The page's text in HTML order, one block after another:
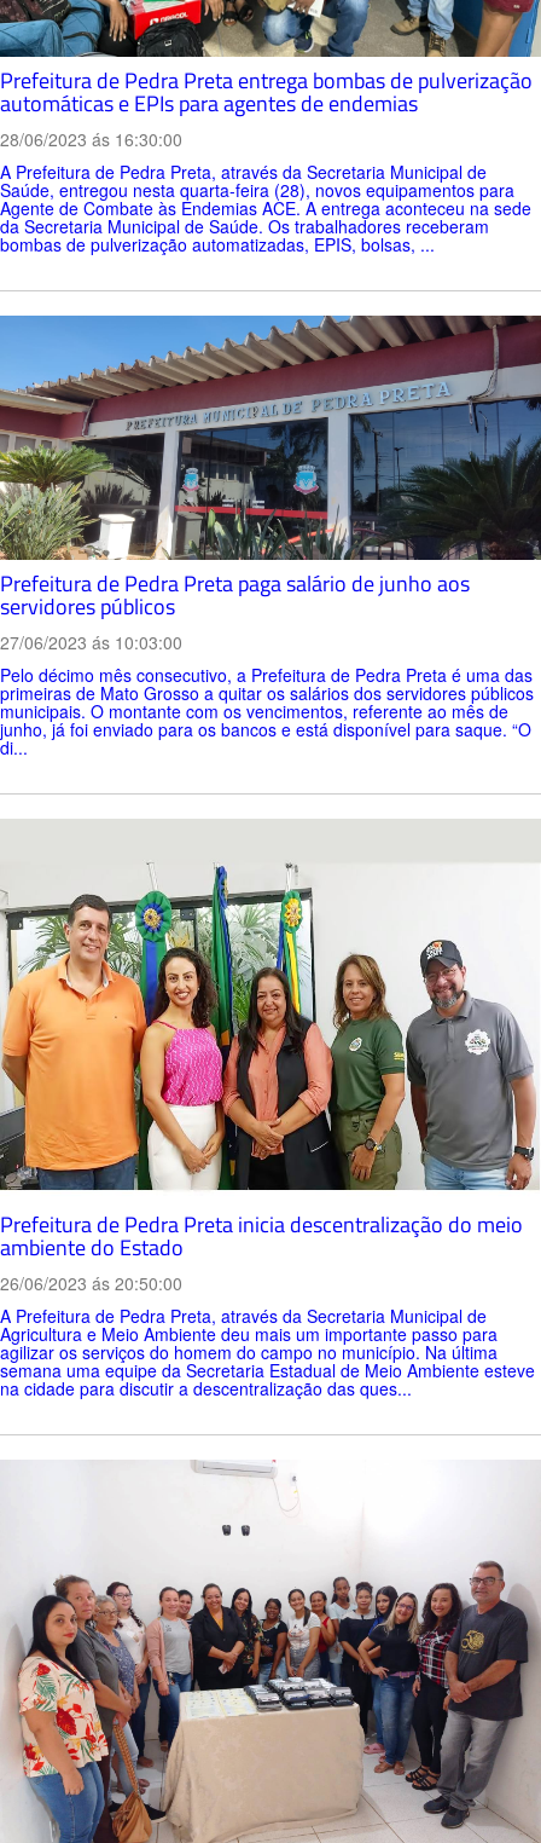
Prefeitura de Pedra Preta entrega bombas de pulverização
automáticas e EPIs para agentes de endemias
28/06/2023 ás 16:30:00
A Prefeitura de Pedra Preta, através da Secretaria Municipal de
Saúde, entregou nesta quarta-feira (28), novos equipamentos para
Agente de Combate às Endemias ACE. A entrega aconteceu na sede
da Secretaria Municipal de Saúde. Os trabalhadores receberam
bombas de pulverização automatizadas, EPIS, bolsas, ...
Prefeitura de Pedra Preta paga salário de junho aos
servidores públicos
27/06/2023 ás 10:03:00
Pelo décimo mês consecutivo, a Prefeitura de Pedra Preta é uma das
primeiras de Mato Grosso a quitar os salários dos servidores públicos
municipais. O montante com os vencimentos, referente ao mês de
junho, já foi enviado para os bancos e está disponível para saque. “O
di...
Prefeitura de Pedra Preta inicia descentralização do meio
ambiente do Estado
26/06/2023 ás 20:50:00
A Prefeitura de Pedra Preta, através da Secretaria Municipal de
Agricultura e Meio Ambiente deu mais um importante passo para
agilizar os serviços do homem do campo no município. Na última
semana uma equipe da Secretaria Estadual de Meio Ambiente esteve
na cidade para discutir a descentralização das ques...